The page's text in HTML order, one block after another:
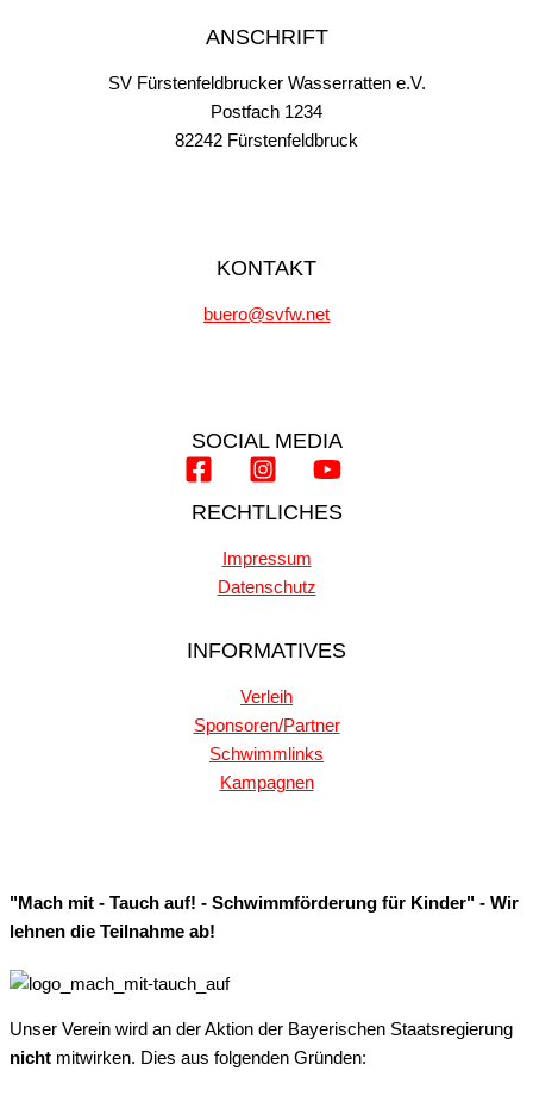
ANSCHRIFT
SV Fürstenfeldbrucker Wasserratten e.V.
Postfach 1234
82242 Fürstenfeldbruck
KONTAKT
buero@svfw.net
SOCIAL MEDIA
RECHTLICHES
Impressum
Datenschutz
INFORMATIVES
Verleih
Sponsoren/Partner
Schwimmlinks
Kampagnen
"Mach mit - Tauch auf! - Schwimmförderung für Kinder" - Wir
lehnen die Teilnahme ab!
Unser Verein wird an der Aktion der Bayerischen Staatsregierung
nicht mitwirken. Dies aus folgenden Gründen: